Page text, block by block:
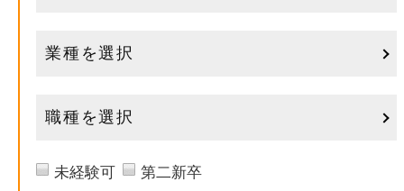
業種を選択
職種を選択
未経験可 第二新卒